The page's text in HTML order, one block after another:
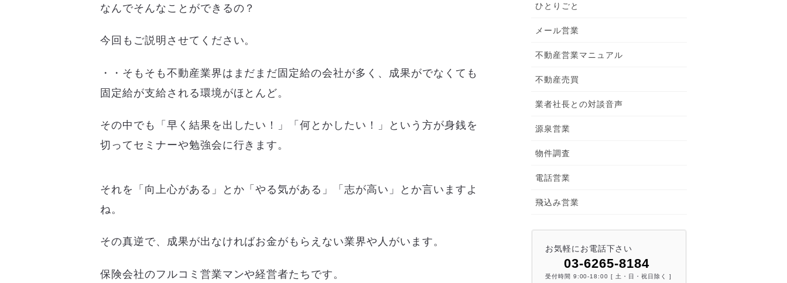
なんでそんなことができるの？
今回もご説明させてください。
・・そもそも不動産業界はまだまだ固定給の会社が多く、成果がでなくても
固定給が支給される環境がほとんど。
その中でも「早く結果を出したい！」「何とかしたい！」という方が身銭を
切ってセミナーや勉強会に行きます。
それを「向上心がある」とか「やる気がある」「志が高い」とか言いますよ
ね。
その真逆で、成果が出なければお金がもらえない業界や人がいます。
保険会社のフルコミ営業マンや経営者たちです。
ひとりごと
メール営業
不動産営業マニュアル
不動産売買
業者社長との対談音声
源泉営業
物件調査
電話営業
飛込み営業
お気軽にお電話下さい
03-6265-8184
受付時間 9:00-18:00 [ 土・日・祝日除く ]